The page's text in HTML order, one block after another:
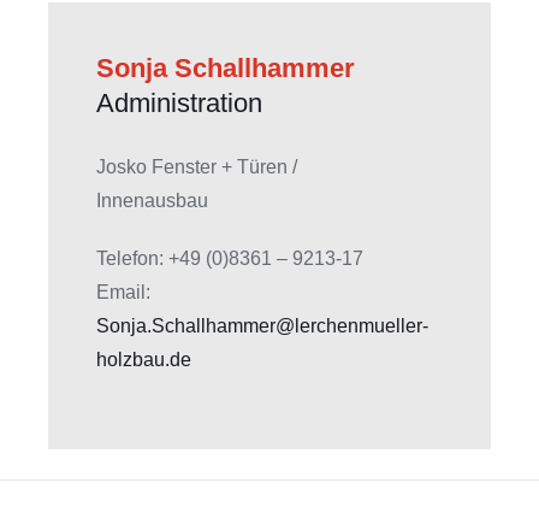
Sonja Schallhammer
Administration
Josko Fenster + Türen /
Innenausbau
Telefon: +49 (0)8361 – 9213-17
Email:
Sonja.Schallhammer@lerchenmueller-
holzbau.de